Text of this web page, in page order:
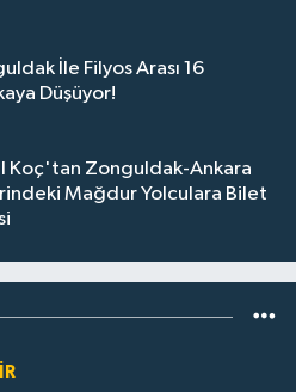
İle Filyos Arası 16
Düşüyor!
Koç'tan Zonguldak-Ankara
Mağdur Yolculara Bilet